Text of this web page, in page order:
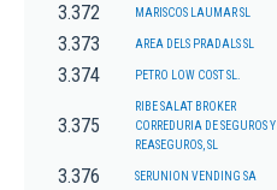
3.372 MARISCOS LAUMAR SL
3.373 AREA DELS PRADALS SL
3.374 PETRO LOW COST SL.
3.375
RIBE SALAT BROKER
CORREDURIA DE SEGUROS Y
REASEGUROS, SL
3.376 SERUNION VENDING SA